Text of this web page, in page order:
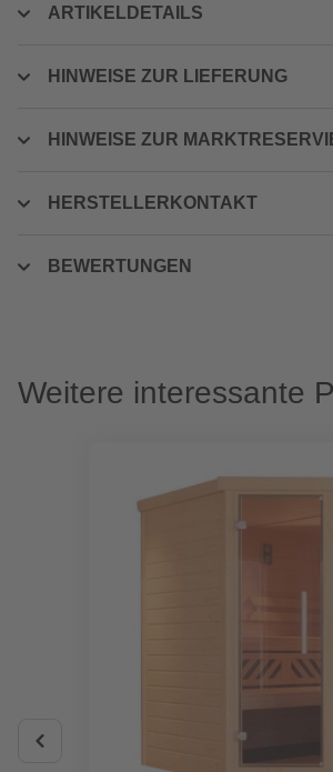
ARTIKELDETAILS
HINWEISE ZUR LIEFERUNG
HINWEISE ZUR
HERSTELLERKONTAKT
BEWERTUNGEN
Weitere interessante